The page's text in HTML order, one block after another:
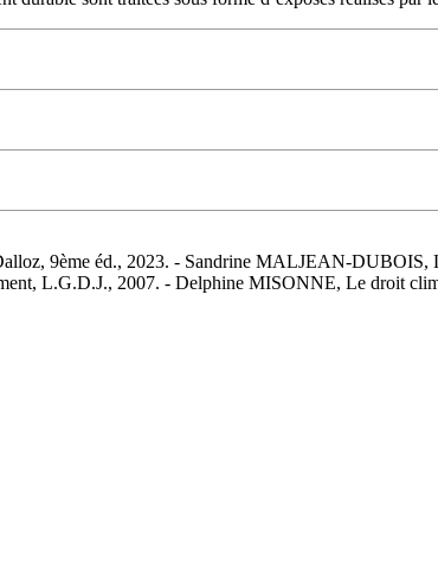
9ème éd., 2023. - Sandrine MALJEAN-
L.G.D.J., 2007. - Delphine MISONNE, Le droit